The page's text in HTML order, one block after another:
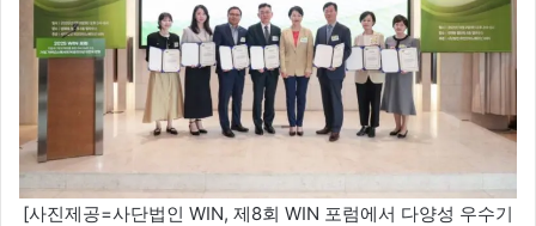
[사진제공=사단법인 WIN, 제8회 WIN 포럼에서 다양성 우수기